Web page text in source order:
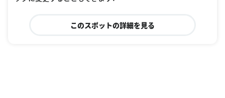
このスポットの詳細を見る